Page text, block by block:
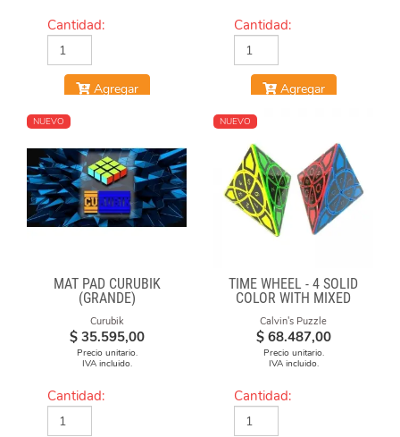
Cantidad:
Agregar
Cantidad:
Agregar
NUEVO
MAT PAD CURUBIK
(GRANDE)
Curubik
$ 35.595,00
Precio unitario.
IVA incluido.
Cantidad:
NUEVO
TIME WHEEL - 4 SOLID
COLOR WITH MIXED
NUMBERS STICKERS
(MOD)
Calvin's Puzzle
$ 68.487,00
Precio unitario.
IVA incluido.
Cantidad: